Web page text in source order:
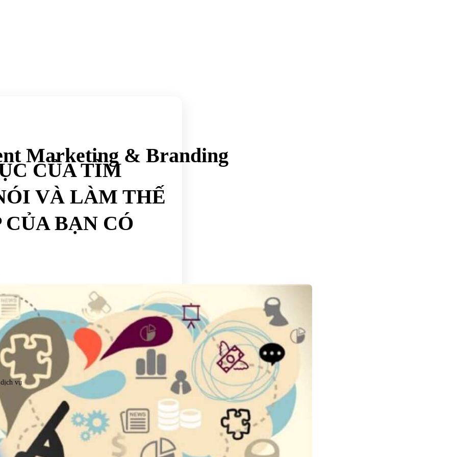
Marketing & Branding
vụ
CỦA TÌM
VÀ LÀM THẾ
BẠN CÓ